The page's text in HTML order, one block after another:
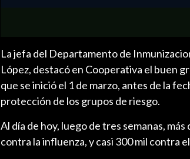
La jefa del Departamento de
López, destacó en Cooperativa el buen
que se inició el 1 de marzo, antes de la
protección de los grupos de riesgo.
Al día de hoy, luego de tres semanas,
contra la influenza, y casi 300 mil contra